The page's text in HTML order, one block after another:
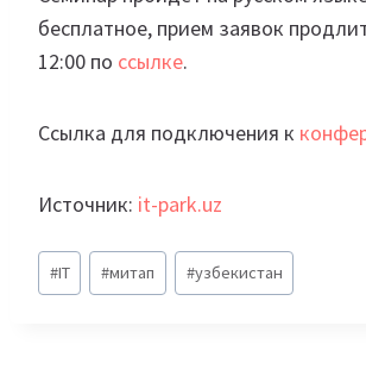
бесплатное, прием заявок
12:00 по ссылке.
Ссылка для подключения к
Источник: it-park.uz
Метки
записи:
#IT #митап #узбекистан